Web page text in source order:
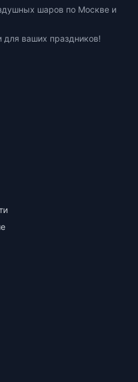
шаров по Москве и
ваших праздников!